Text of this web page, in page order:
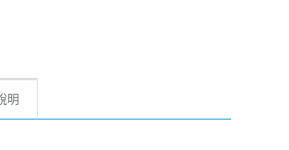
明